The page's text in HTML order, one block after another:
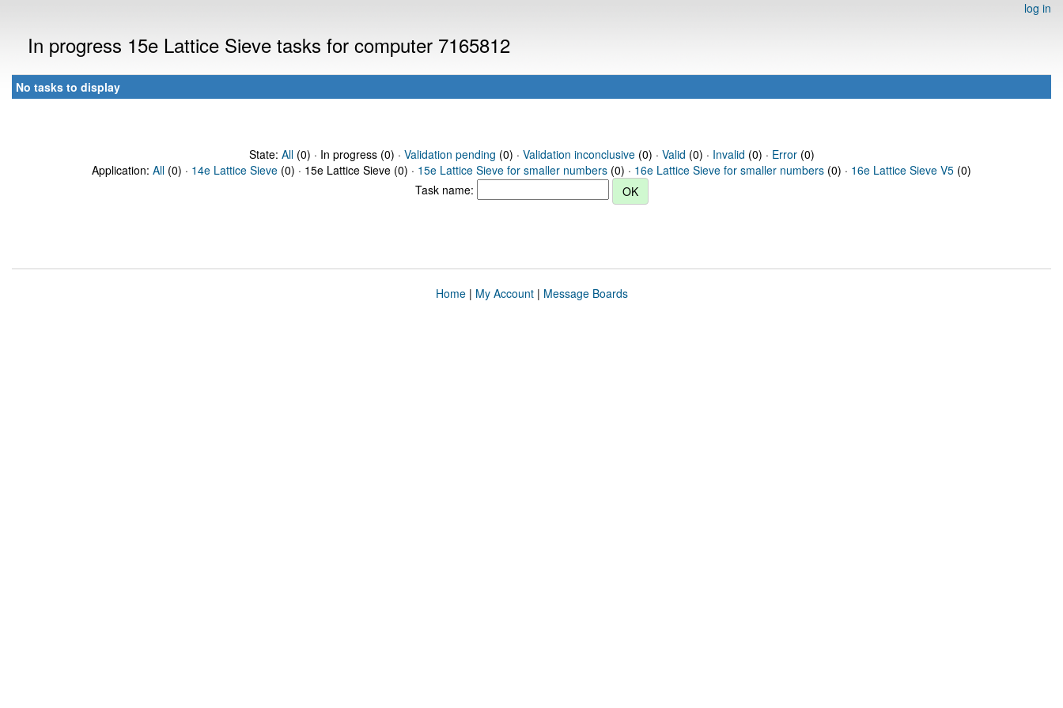
log in
In progress 15e Lattice Sieve tasks for computer 7165812
No tasks to display
State: All(0) · In progress (0) · Validation pending (0) · Validation inconclusive(0) · Valid (0) · Invalid (0) · Error(0)
Application: All (0) · 14e Lattice Sieve (0) · 15e Lattice Sieve (0) · 15e Lattice Sieve for smaller numbers (0) · 16e Lattice Sieve for smaller numbers (0) · 16e Lattice Sieve V5 (0)
Task name:
Home| My Account| Message Boards